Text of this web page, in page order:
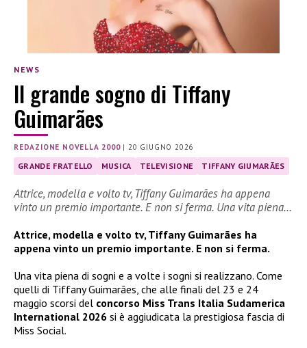
NEWS
Il grande sogno di Tiffany
Guimarães
REDAZIONE NOVELLA 2000| 20 GIUGNO 2026
GRANDE FRATELLO MUSICA TELEVISIONE TIFFANY GIUMARÃES
Attrice, modella e volto tv, Tiffany Guimarães ha appena
vinto un premio importante. E non si ferma. Una vita piena…
Attrice, modella e volto tv, Tiffany Guimarães ha
appena vinto un premio importante. E non si ferma.
Una vita piena di sogni e a volte i sogni si realizzano. Come
quelli di Tiffany Guimarães, che alle finali del 23 e 24
maggio scorsi del concorso Miss Trans Italia Sudamerica
International 2026 si è aggiudicata la prestigiosa fascia di
Miss Social.